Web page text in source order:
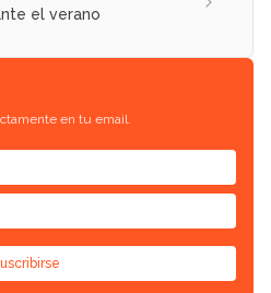
el verano
en tu email.